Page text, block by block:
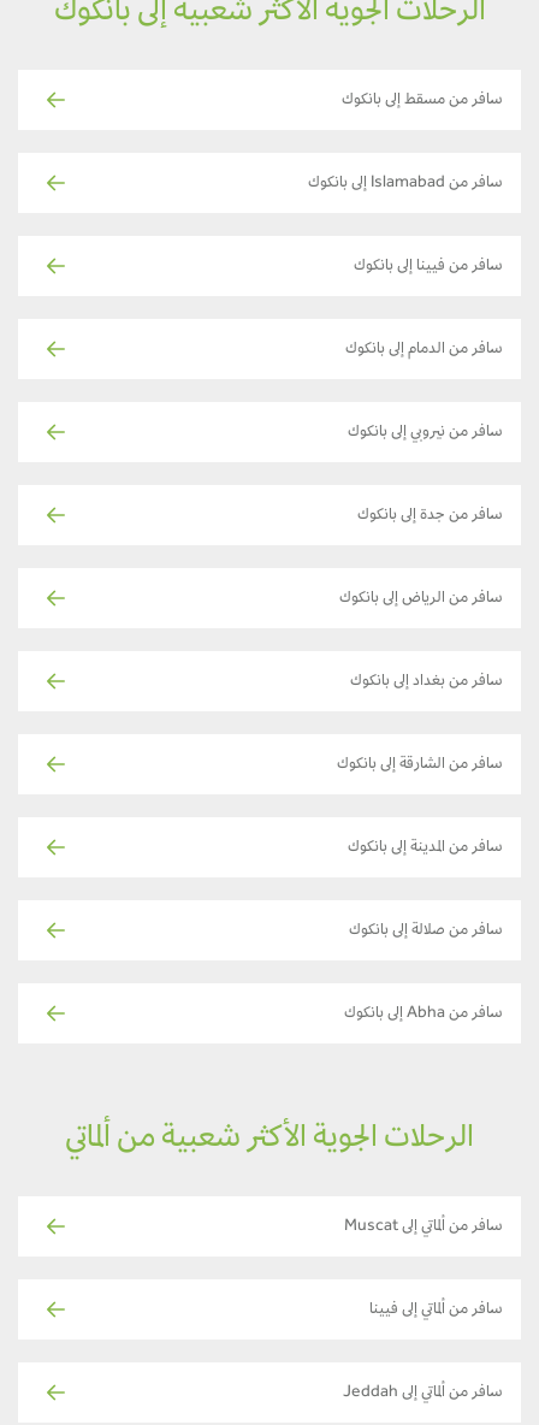
الرحلات الجوية الأكثر شعبية إلى بانكوك
سافر من مسقط إلى بانكوك
سافر من Islamabad إلى بانكوك
سافر من فيينا إلى بانكوك
سافر من الدمام إلى بانكوك
سافر من نيروبي إلى بانكوك
سافر من جدة إلى بانكوك
سافر من الرياض إلى بانكوك
سافر من بغداد إلى بانكوك
سافر من الشارقة إلى بانكوك
سافر من المدينة إلى بانكوك
سافر من صلالة إلى بانكوك
سافر من Abha إلى بانكوك
الرحلات الجوية الأكثر شعبية من ألماتي
سافر من ألماتي إلى Muscat
سافر من ألماتي إلى فيينا
سافر من ألماتي إلى Jeddah